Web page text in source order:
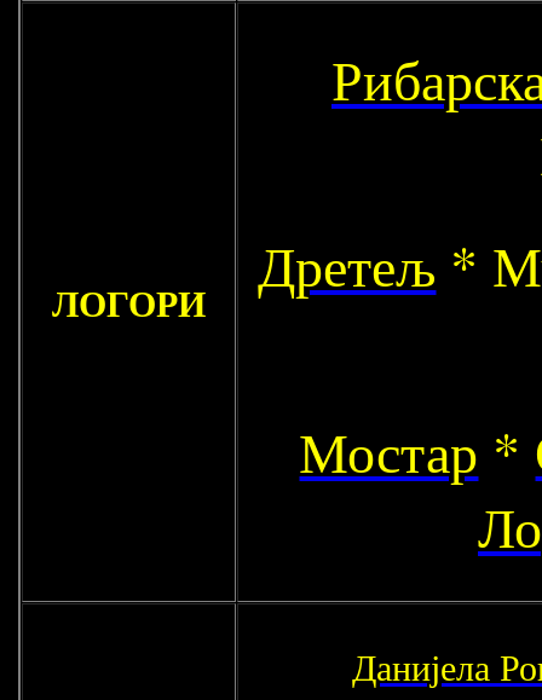
ЛОГОРИ
Дретељ *
Мостар *
Данијела